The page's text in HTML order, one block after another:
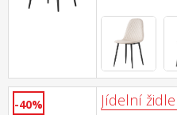
-40% Jídelní